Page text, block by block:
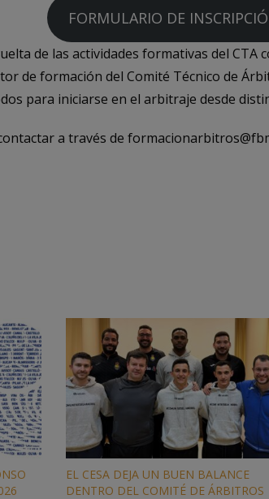
FORMULARIO DE
de las actividades formativas del CTA
de formación del Comité Técnico de
para iniciarse en el arbitraje desde
a través de
EL CESA DEJA UN BUEN BALANCE
DENTRO DEL COMITÉ DE ÁRBITROS